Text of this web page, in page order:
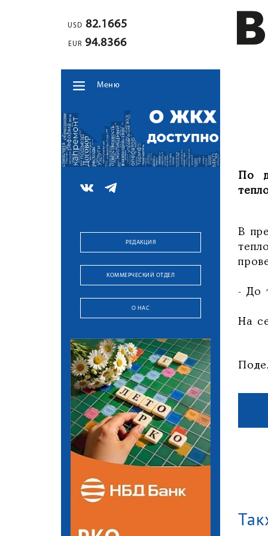
USD 82.1665
EUR 94.8366
Меню
РЕДАКЦИЯ
КОММЕРЧЕСКИЙ ОТДЕЛ
О НАС
По
В
- До
На